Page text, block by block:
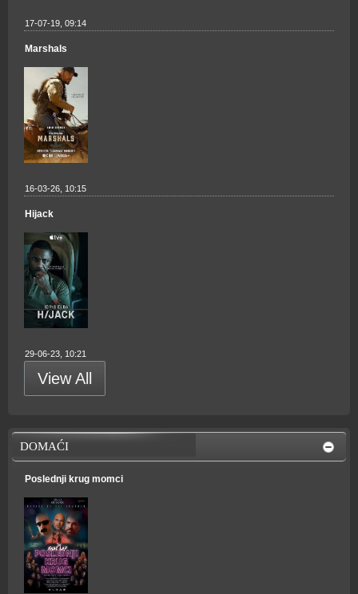
17-07-19, 09:14
Marshals
16-03-26, 10:15
Hijack
29-06-23, 10:21
View All
DOMAĆI
Poslednji krug momci